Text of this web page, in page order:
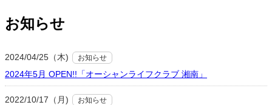
お知らせ
2024/04/25（木) お知らせ
2024年5月 OPEN!!「オーシャンライフクラブ 湘南」
2022/10/17（月) お知らせ